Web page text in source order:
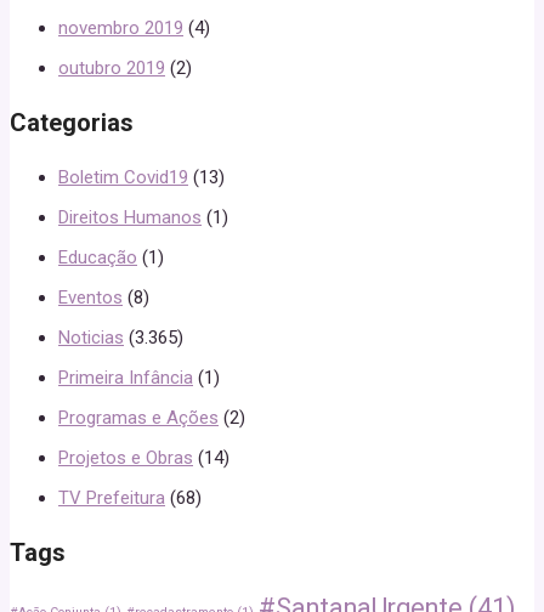
novembro 2019 (4)
outubro 2019 (2)
Categorias
Boletim Covid19 (13)
Direitos Humanos (1)
Educação (1)
Eventos (8)
Noticias (3.365)
Primeira Infância (1)
Programas e Ações (2)
Projetos e Obras (14)
TV Prefeitura (68)
Tags